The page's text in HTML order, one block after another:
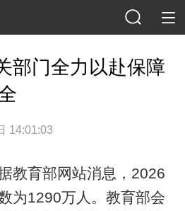
部门全力以赴保障
14:01:03
教育部网站消息，2026
为1290万人。教育部会